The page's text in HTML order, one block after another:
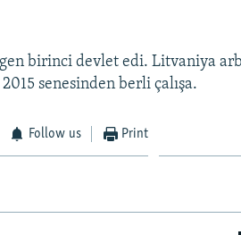
birinci devlet edi. Litvaniya
senesinden berli çalışa.
Follow us Print